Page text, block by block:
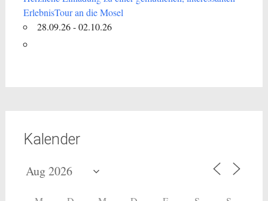
ErlebnisTour an die Mosel
28.09.26 - 02.10.26
Kalender